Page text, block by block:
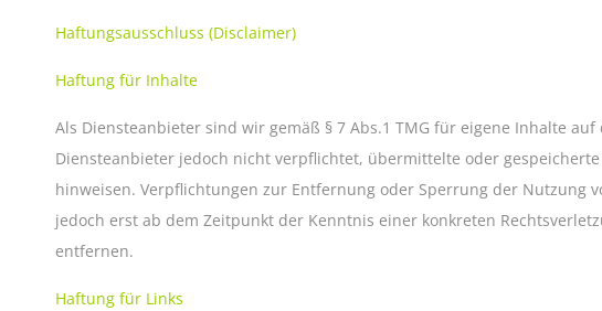
Haftungsausschluss (Disclaimer)
Haftung für Inhalte
Als Diensteanbieter sind wir gemäß § 7 Abs.1 TMG für eigene Inhalte
Diensteanbieter jedoch nicht verpflichtet, übermittelte oder
hinweisen. Verpflichtungen zur Entfernung oder Sperrung der Nutzung
jedoch erst ab dem Zeitpunkt der Kenntnis einer konkreten
entfernen.
Haftung für Links